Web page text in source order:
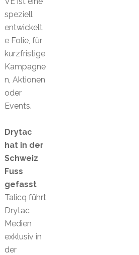
speziell
entwickelt
e Folie, für
kurzfristige
Kampagne
n, Aktionen
oder
Events.
Drytac
hat in der
Schweiz
Fuss
gefasst
Talicq führt
Drytac
Medien
exklusiv in
der